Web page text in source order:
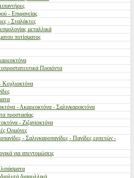
- Επιφανείας
- Σταλάκτες
μεταλλικά
ποτίσματος
Προιόντα
Κοχλιοκτόνα
- Ακαρεοκτόνα - Σαλιγκαροκτόνα
προστασίας
- Ζιζανιοκτόνα
Ορμόνες
- Σαλιγκαροπαγίδες - Παγίδες ερπετών -
για απεντομώσεις
διαφυλλικά